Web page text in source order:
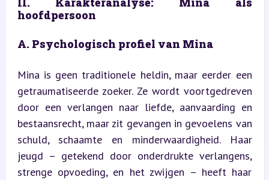
hoofdpersoon
A. Psychologisch profiel van Mina
Mina is geen traditionele heldin, maar eerder een
getraumatiseerde zoeker. Ze wordt voortgedreven
door een verlangen naar liefde, aanvaarding en
bestaansrecht, maar zit gevangen in gevoelens van
schuld, schaamte en minderwaardigheid. Haar
jeugd – getekend door onderdrukte verlangens,
strenge opvoeding, en het zwijgen – heeft haar